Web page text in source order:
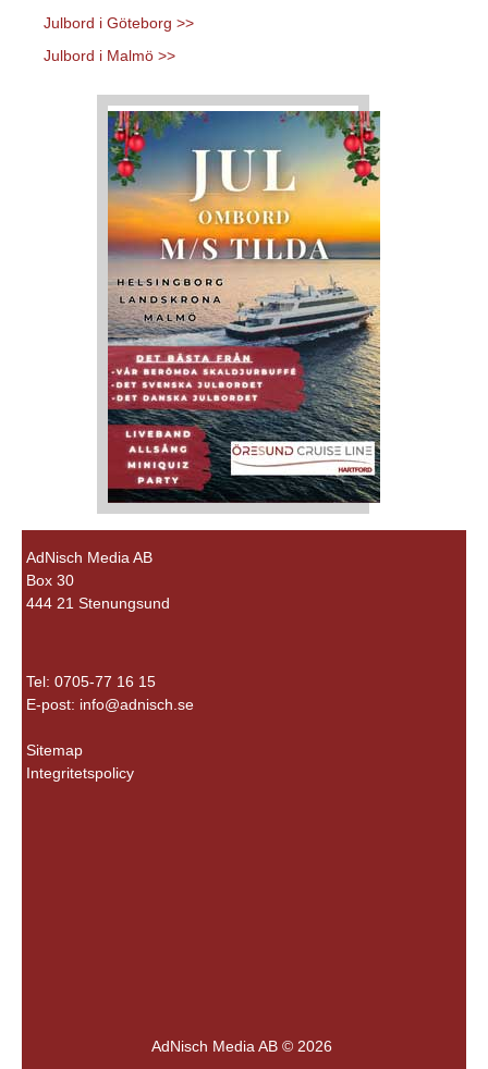
Julbord i Göteborg >>
Julbord i Malmö >>
AdNisch Media AB
Box 30
444 21 Stenungsund
Tel: 0705-77 16 15
E-post: info@adnisch.se
Sitemap
Integritetspolicy
AdNisch Media AB © 2026